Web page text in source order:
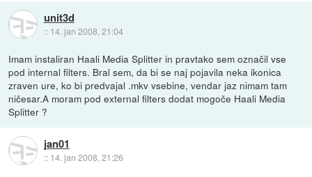
unit3d
:: 14. jan 2008, 21:04
Imam instaliran Haali Media Splitter in pravtako sem označil vse
pod internal filters. Bral sem, da bi se naj pojavila neka ikonica
zraven ure, ko bi predvajal .mkv vsebine, vendar jaz nimam tam
ničesar.A moram pod external filters dodat mogoče Haali Media
Splitter ?
jan01
:: 14. jan 2008, 21:26